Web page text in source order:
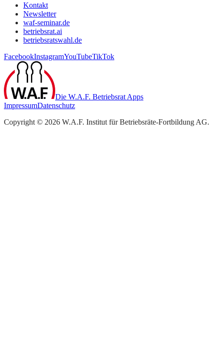
Kontakt
Newsletter
waf-seminar.de
betriebsrat.ai
betriebsratswahl.de
FacebookInstagramYouTubeTikTok
Die W.A.F. Betriebsrat Apps
ImpressumDatenschutz
Copyright © 2026 W.A.F. Institut für Betriebsräte-Fortbildung AG.